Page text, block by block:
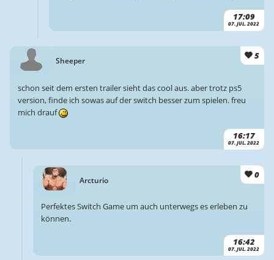
17:09
07. JUL. 2022
Sheeper 5
16:17
07. JUL. 2022
schon seit dem ersten trailer sieht das cool aus. aber trotz ps5
version, finde ich sowas auf der switch besser zum spielen. freu
mich drauf
Arcturio
0
16:42
07. JUL. 2022
Perfektes Switch Game um auch unterwegs es erleben zu
können.